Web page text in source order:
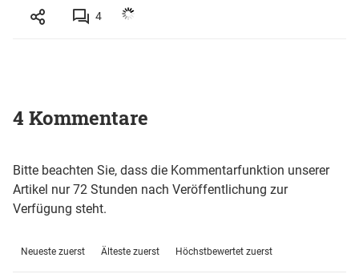
4
4 Kommentare
Bitte beachten Sie, dass die Kommentarfunktion unserer
Artikel nur 72 Stunden nach Veröffentlichung zur
Verfügung steht.
Neueste zuerst Älteste zuerst Höchstbewertet zuerst